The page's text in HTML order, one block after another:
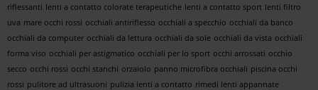
riflessanti lenti a contatto colorate terapeutiche lenti a contatto sport lenti filtro
uva mare occhi rossi occhiali antiriflesso occhiali a specchio occhiali da banco
occhiali da computer occhiali da lettura occhiali da sole occhiali da vista occhiali
forma viso occhiali per astigmatico occhiali per lo sport occhi arrossati occhio
secco occhi rossi occhi stanchi orzaiolo panno microfibra occhiali piscina occhi
rossi pulitore ad ultrasuoni pulizia lenti a contatto rimedi lenti appannate